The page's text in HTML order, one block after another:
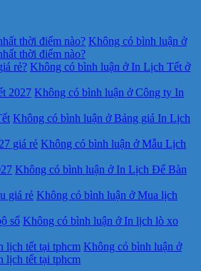
thời điểm nào? Không có bình luận ở
thời điểm nào?
rẻ? Không có bình luận ở In Lịch Tết ở
2027 Không có bình luận ở Công ty In
Không có bình luận ở Bảng giá In Lịch
giá rẻ Không có bình luận ở Mẫu Lịch
Không có bình luận ở In Lịch Để Bàn
giá rẻ Không có bình luận ở Mua lịch
số Không có bình luận ở In lịch lò xo
lịch tết tại tphcm Không có bình luận ở
lịch tết tại tphcm